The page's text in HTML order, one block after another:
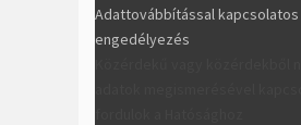
Adattovábbítással kapcsolatos
engedélyezés